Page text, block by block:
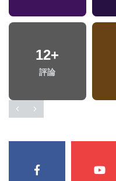
12+
評論